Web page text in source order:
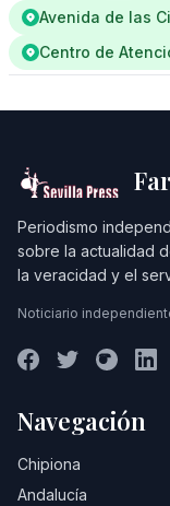
Avenida de las
Centro de
Periodismo
sobre la actualidad
la veracidad y el
Noticiario
Navegación
Chipiona
Andalucía